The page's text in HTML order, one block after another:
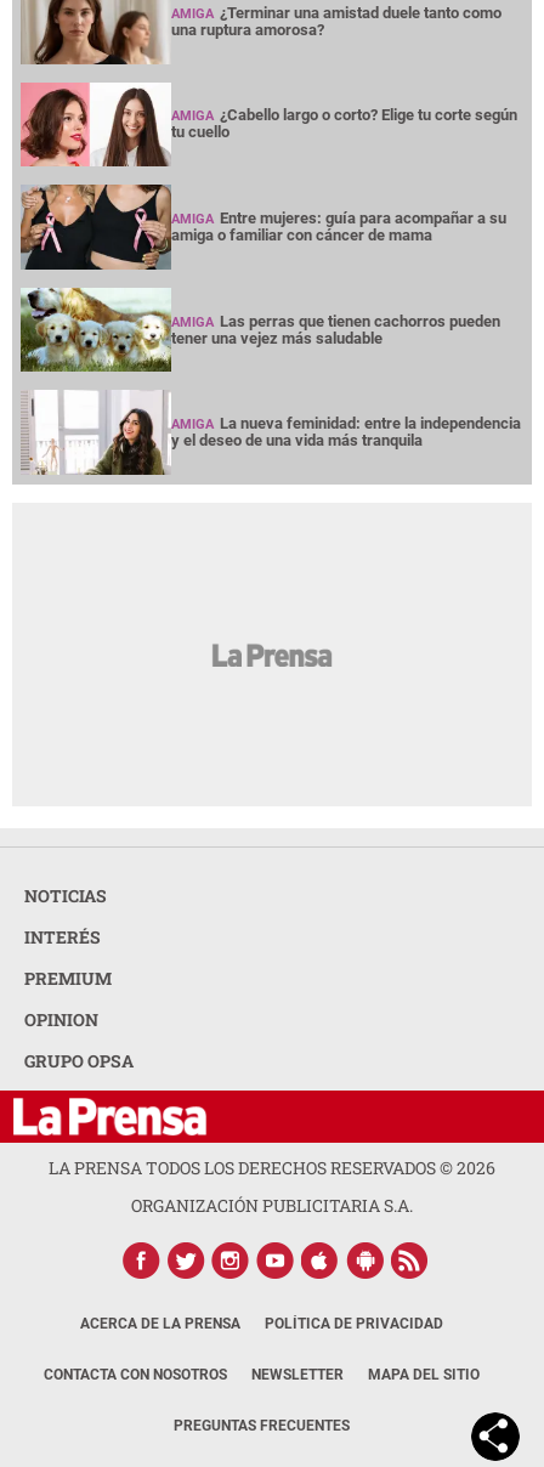
AMIGA ¿Terminar una amistad duele tanto como
una ruptura amorosa?
AMIGA ¿Cabello largo o corto? Elige tu corte según
tu cuello
AMIGA Entre mujeres: guía para acompañar a su
amiga o familiar con cáncer de mama
AMIGA Las perras que tienen cachorros pueden
tener una vejez más saludable
AMIGA La nueva feminidad: entre la independencia
y el deseo de una vida más tranquila
NOTICIAS
INTERÉS
PREMIUM
OPINION
GRUPO OPSA
LA PRENSA TODOS LOS DERECHOS RESERVADOS ©2026
ORGANIZACIÓN PUBLICITARIA S.A.
ACERCA DE LA PRENSA POLÍTICA DE PRIVACIDAD
CONTACTA CON NOSOTROS NEWSLETTER MAPA DEL SITIO
PREGUNTAS FRECUENTES